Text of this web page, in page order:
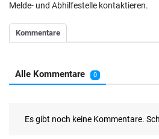
Melde- und Abhilfestelle kontaktieren.